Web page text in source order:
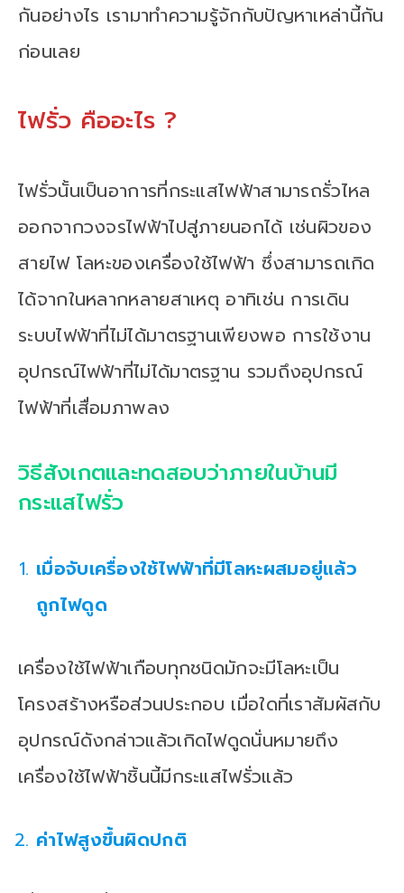
กันอย่างไร เรามาทำความรู้จักกับปัญหาเหล่านี้กัน
ก่อนเลย
ไฟรั่ว คืออะไร ?
ไฟรั่วนั้นเป็นอาการที่กระแสไฟฟ้าสามารถรั่วไหล
ออกจากวงจรไฟฟ้าไปสู่ภายนอกได้ เช่นผิวของ
สายไฟ โลหะของเครื่องใช้ไฟฟ้า ซึ่งสามารถเกิด
ได้จากในหลากหลายสาเหตุ อาทิเช่น การเดิน
ระบบไฟฟ้าที่ไม่ได้มาตรฐานเพียงพอ การใช้งาน
อุปกรณ์ไฟฟ้าที่ไม่ได้มาตรฐาน รวมถึงอุปกรณ์
ไฟฟ้าที่เสื่อมภาพลง
วิธีสังเกตและทดสอบว่าภายในบ้านมี
กระแสไฟรั่ว
เมื่อจับเครื่องใช้ไฟฟ้าที่มีโลหะผสมอยู่แล้ว
ถูกไฟดูด
เครื่องใช้ไฟฟ้าเกือบทุกชนิดมักจะมีโลหะเป็น
โครงสร้างหรือส่วนประกอบ เมื่อใดที่เราสัมผัสกับ
อุปกรณ์ดังกล่าวแล้วเกิดไฟดูดนั่นหมายถึง
เครื่องใช้ไฟฟ้าชิ้นนี้มีกระแสไฟรั่วแล้ว
ค่าไฟสูงขึ้นผิดปกติ